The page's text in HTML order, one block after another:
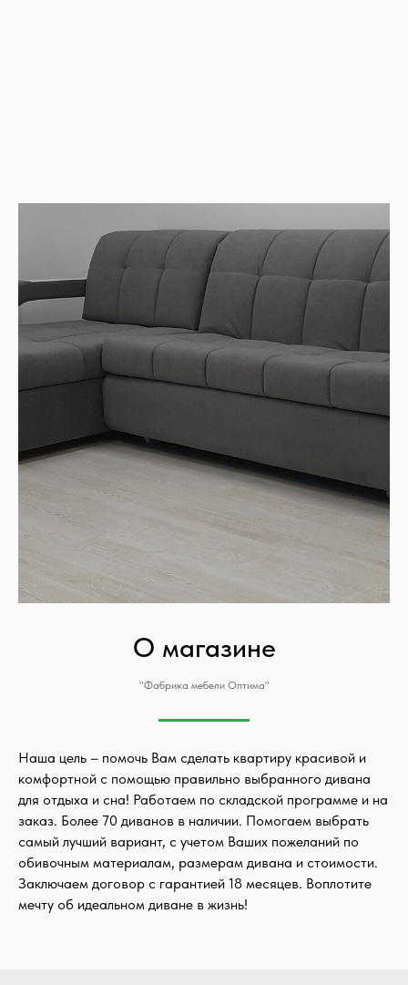
О магазине
"Фабрика мебели Оптима"
Наша цель – помочь Вам сделать квартиру красивой и
комфортной с помощью правильно выбранного дивана
для отдыха и сна! Работаем по складской программе и на
заказ. Более 70 диванов в наличии. Помогаем выбрать
самый лучший вариант, с учетом Ваших пожеланий по
обивочным материалам, размерам дивана и стоимости.
Заключаем договор с гарантией 18 месяцев. Воплотите
мечту об идеальном диване в жизнь!